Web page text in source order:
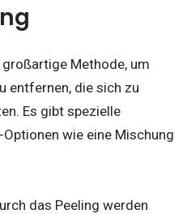
Methode, um
entfernen, die sich zu
Es gibt spezielle
wie eine Mischung
das Peeling werden